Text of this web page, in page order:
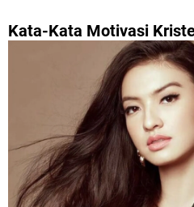
Kata-Kata Motivasi